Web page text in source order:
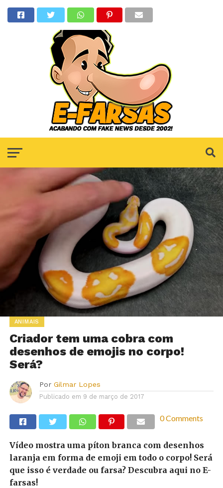
ANIMAIS
Criador tem uma cobra com
desenhos de emojis no corpo!
Será?
Por Gilmar Lopes
Publicado em 9 de março de 2017
0 Comments
Vídeo mostra uma píton branca com desenhos
laranja em forma de emoji em todo o corpo! Será
que isso é verdade ou farsa? Descubra aqui no E-
farsas!